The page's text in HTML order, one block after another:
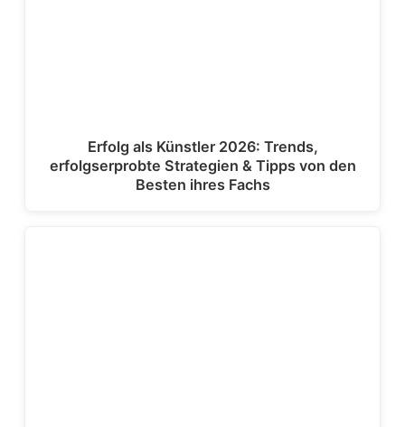
Erfolg als Künstler 2026: Trends,
erfolgserprobte Strategien & Tipps von den
Besten ihres Fachs